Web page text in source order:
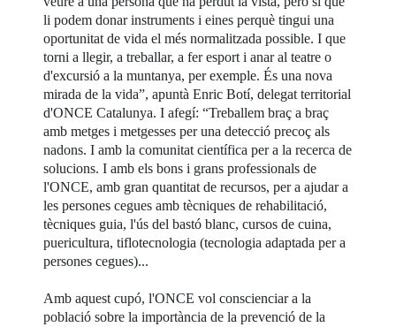
li podem donar instruments i eines perquè tingui una
oportunitat de vida el més normalitzada possible. I que
torni a llegir, a treballar, a fer esport i anar al teatre o
d'excursió a la muntanya, per exemple. És una nova
mirada de la vida”, apuntà Enric Botí, delegat territorial
d'ONCE Catalunya. I afegí: “Treballem braç a braç
amb metges i metgesses per una detecció precoç als
nadons. I amb la comunitat científica per a la recerca de
solucions. I amb els bons i grans professionals de
l'ONCE, amb gran quantitat de recursos, per a ajudar a
les persones cegues amb tècniques de rehabilitació,
tècniques guia, l'ús del bastó blanc, cursos de cuina,
puericultura, tiflotecnologia (tecnologia adaptada per a
persones cegues)...
Amb aquest cupó, l'ONCE vol conscienciar a la
població sobre la importància de la prevenció de la